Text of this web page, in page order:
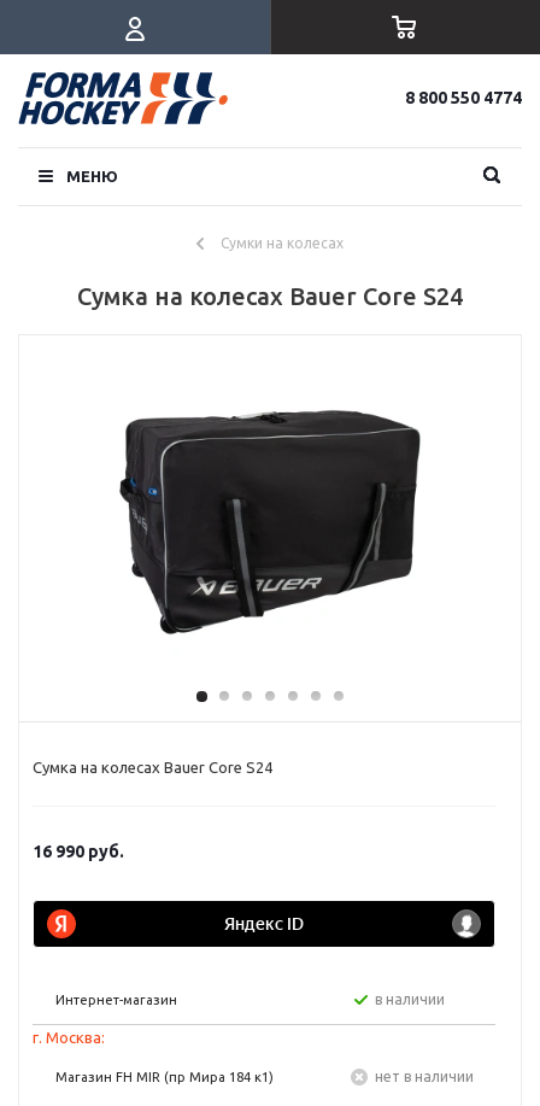
8 800 550 4774
МЕНЮ
Сумки на колесах
Сумка на колесах Bauer Core S24
Сумка на колесах Bauer Core S24
16 990 руб.
Интернет-магазин в наличии
г. Москва:
Магазин FH MIR (пр Мира 184 к1) Нет в наличии